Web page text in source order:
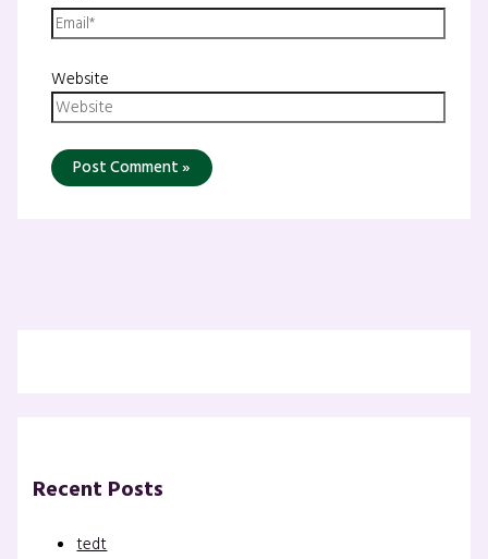
Website
Recent Posts
tedt